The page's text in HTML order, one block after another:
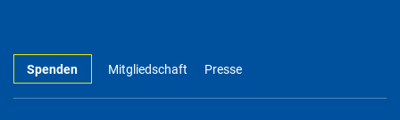
Spenden Mitgliedschaft Presse